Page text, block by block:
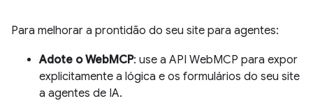
Para melhorar a prontidão do seu site para agentes:
Adote o WebMCP: use a API WebMCP para expor
explicitamente a lógica e os formulários do seu site
a agentes de IA.